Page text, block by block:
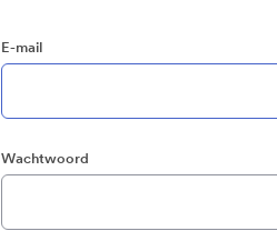
E-mail
Wachtwoord